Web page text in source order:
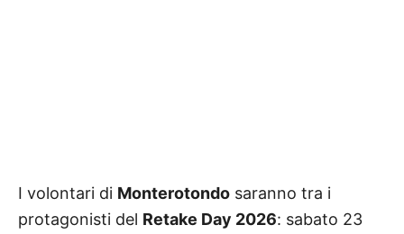
I volontari di Monterotondo saranno tra i
protagonisti del Retake Day 2026: sabato 23